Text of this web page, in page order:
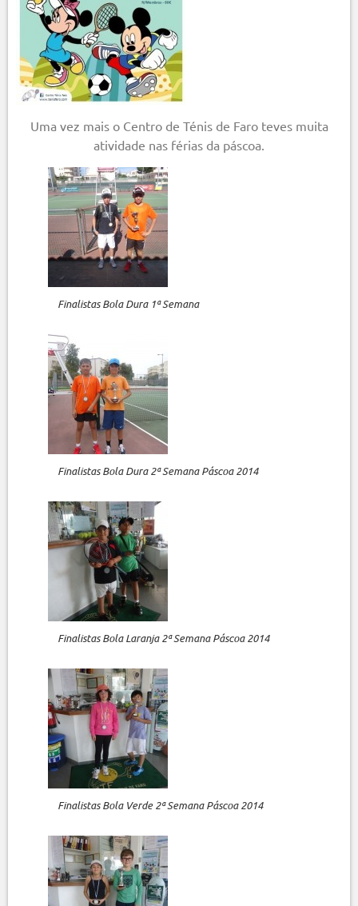
Uma vez mais o Centro de Ténis de Faro teves muita
atividade nas férias da páscoa.
Finalistas Bola Dura 1ª Semana
Finalistas Bola Dura 2ª Semana Páscoa 2014
Finalistas Bola Laranja 2ª Semana Páscoa 2014
Finalistas Bola Verde 2ª Semana Páscoa 2014